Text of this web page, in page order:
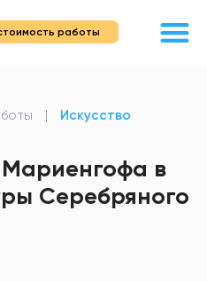
работы
| Искусство
Мариенгофа в
Серебряного